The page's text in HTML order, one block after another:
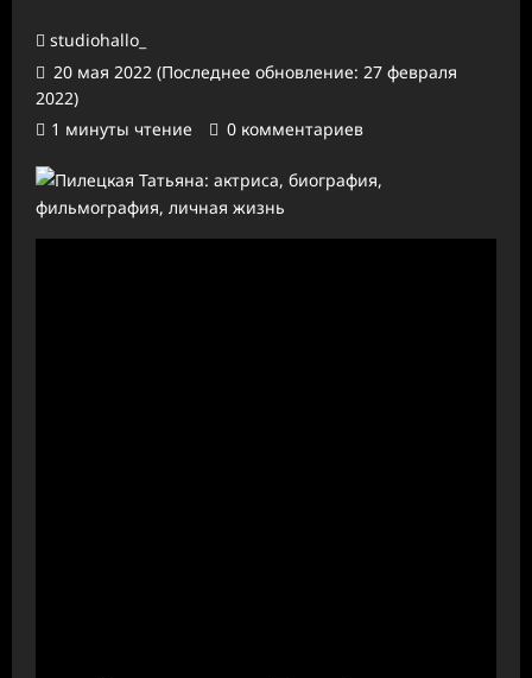
studiohallo_
20 мая 2022 (Последнее обновление: 27 февраля
2022)
1 минуты чтение
0 комментариев